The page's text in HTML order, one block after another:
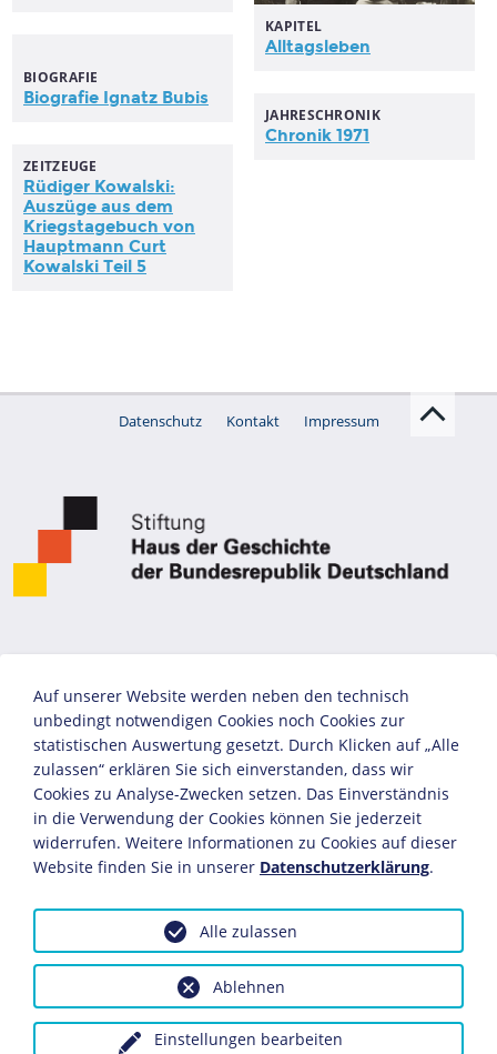
KAPITEL
Alltagsleben
BIOGRAFIE
Biografie Ignatz Bubis
JAHRESCHRONIK
Chronik 1971
ZEITZEUGE
Rüdiger Kowalski:
Auszüge aus dem
Kriegstagebuch von
Hauptmann Curt
Kowalski Teil 5
Datenschutz Kontakt Impressum
Auf unserer Website werden neben den technisch
unbedingt notwendigen Cookies noch Cookies zur
statistischen Auswertung gesetzt. Durch Klicken auf „Alle
zulassen“ erklären Sie sich einverstanden, dass wir
Cookies zu Analyse-Zwecken setzen. Das Einverständnis
in die Verwendung der Cookies können Sie jederzeit
widerrufen. Weitere Informationen zu Cookies auf dieser
Website finden Sie in unserer Datenschutzerklärung.
Einstellungen bearbeiten
Ablehnen
Alle zulassen